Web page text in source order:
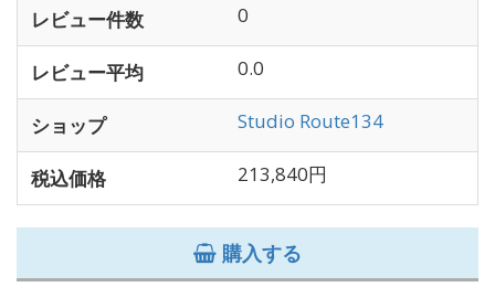
レビュー件数 0
レビュー平均 0.0
ショップ Studio Route134
税込価格 213,840円
購入する